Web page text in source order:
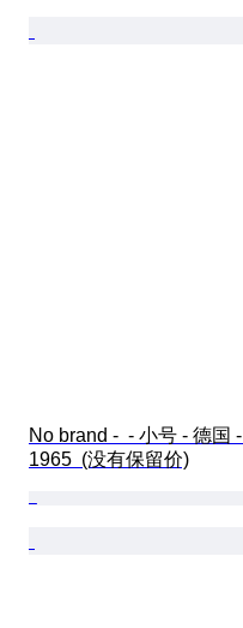
No brand -  - 小号 - 德国 -
1965  (没有保留价)